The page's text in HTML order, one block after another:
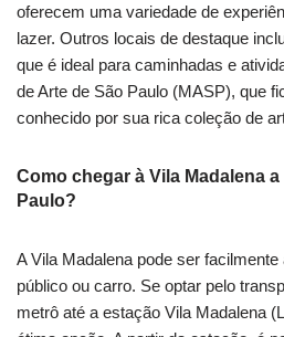
oferecem uma variedade de
lazer. Outros locais de destaque
que é ideal para caminhadas e
de Arte de São Paulo (MASP), que
conhecido por sua rica coleção de
Como chegar à Vila Madalena
Paulo?
A Vila Madalena pode ser
público ou carro. Se optar pelo
metrô até a estação Vila Madalena